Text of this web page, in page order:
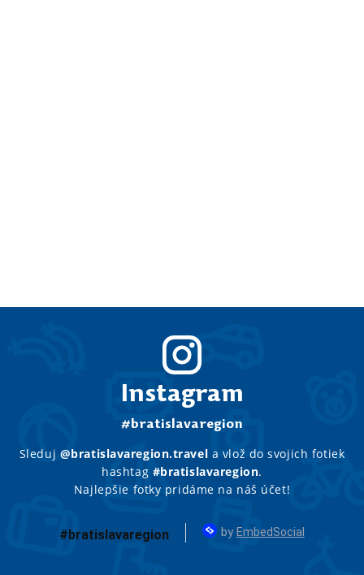
Instagram
#bratislavaregion
Sleduj @bratislavaregion.travel a vlož do svojich fotiek
hashtag #bratislavaregion.
Najlepšie fotky pridáme na náš účet!